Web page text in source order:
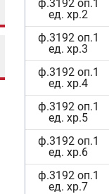
ф.3192 оп.1
ед. хр.2
ф.3192 оп.1
ед. хр.3
ф.3192 оп.1
ед. хр.4
ф.3192 оп.1
ед. хр.5
ф.3192 оп.1
ед. хр.6
ф.3192 оп.1
ед. хр.7